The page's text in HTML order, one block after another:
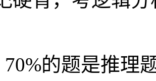
70%的题是推理